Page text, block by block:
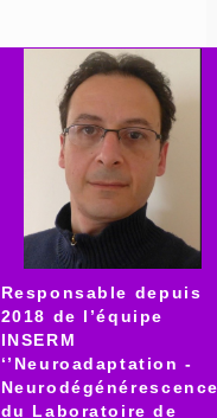
Responsable depuis
2018 de l’équipe
INSERM
‘’Neuroadaptation -
du Laboratoire de